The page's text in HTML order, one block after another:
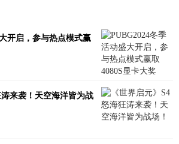
开启，参与热点模式赢
涛来袭！天空海洋皆为战